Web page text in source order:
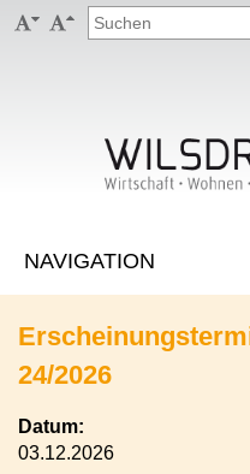
 
24/2026
Datum:
03.12.2026